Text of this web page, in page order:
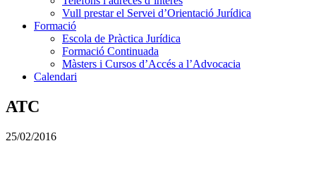
Vull prestar el Servei d’Orientació Jurídica
Formació
Escola de Pràctica Jurídica
Formació Continuada
Màsters i Cursos d’Accés a l’Advocacia
Calendari
ATC
25/02/2016